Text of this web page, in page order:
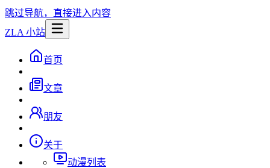
跳过导航，直接进入内容
ZLA 小站
首页
文章
朋友
关于
动漫列表